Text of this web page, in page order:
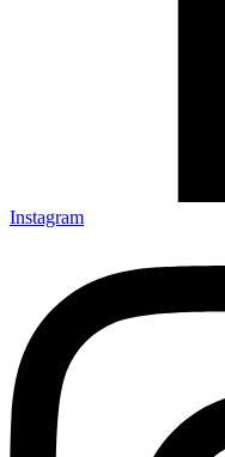
Instagram